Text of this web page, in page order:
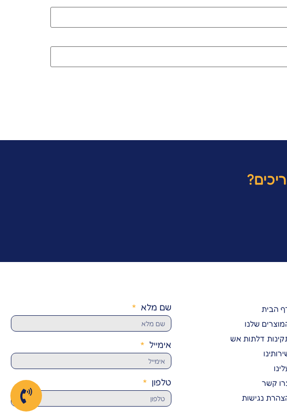
הבית
שלנו
דלתות אש
קשר
נגישות
שם מלא
אימייל
טלפון